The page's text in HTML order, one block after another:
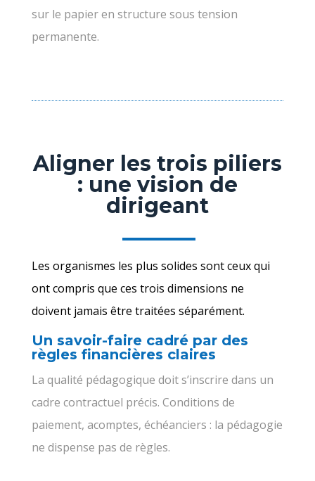
sur le papier en structure sous tension
permanente.
Aligner les trois piliers
: une vision de
dirigeant
Les organismes les plus solides sont ceux qui
ont compris que ces trois dimensions ne
doivent jamais être traitées séparément.
Un savoir-faire cadré par des
règles financières claires
La qualité pédagogique doit s’inscrire dans un
cadre contractuel précis. Conditions de
paiement, acomptes, échéanciers : la pédagogie
ne dispense pas de règles.